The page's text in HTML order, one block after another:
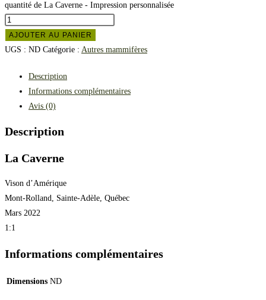
quantité de La Caverne - Impression personnalisée
AJOUTER AU PANIER
UGS : ND Catégorie : Autres mammifères
Description
Informations complémentaires
Avis (0)
Description
La Caverne
Vison d’Amérique
Mont-Rolland, Sainte-Adèle, Québec
Mars 2022
1:1
Informations complémentaires
Dimensions ND